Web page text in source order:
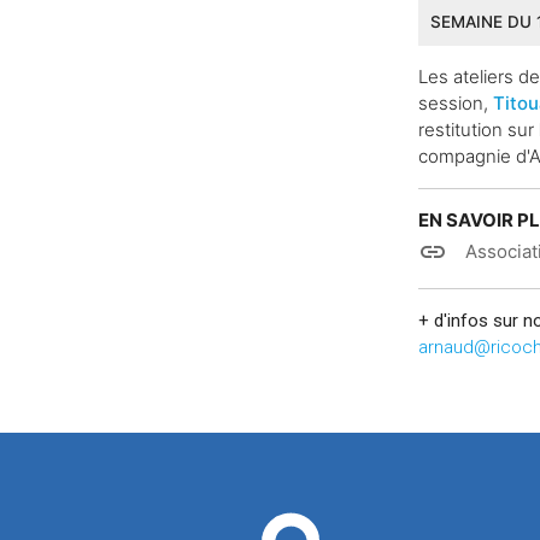
SEMAINE DU
Les ateliers
session,
restitution sur
compagnie
EN SAVOIR
link
+ d'infos sur